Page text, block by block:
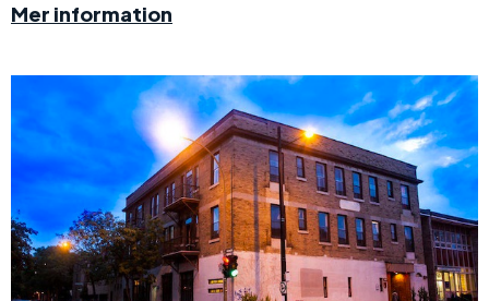
Mer information